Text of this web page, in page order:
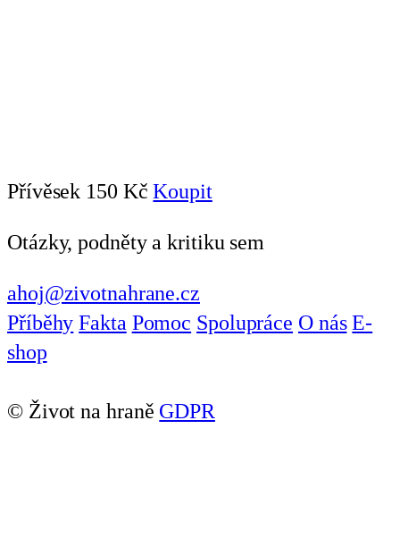
Přívěsek 150 Kč Koupit
Otázky, podněty a kritiku sem
ahoj@zivotnahrane.cz
Příběhy Fakta Pomoc Spolupráce O nás E-
shop
© Život na hraně GDPR